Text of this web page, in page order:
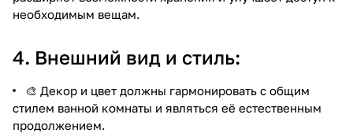
необходимым вещам.
4. Внешний вид и стиль:
🎨 Декор и цвет должны гармонировать с общим
стилем ванной комнаты и являться её естественным
продолжением.